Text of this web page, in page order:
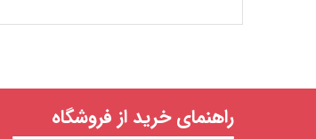
راهنمای خرید از فروشگاه